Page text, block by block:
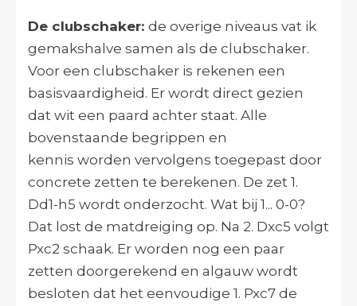
De clubschaker: de overige niveaus vat ik
gemakshalve samen als de clubschaker.
Voor een clubschaker is rekenen een
basisvaardigheid. Er wordt direct gezien
dat wit een paard achter staat. Alle
bovenstaande begrippen en
kennis worden vervolgens toegepast door
concrete zetten te berekenen. De zet 1.
Dd1-h5 wordt onderzocht. Wat bij 1... 0-0?
Dat lost de matdreiging op. Na 2. Dxc5 volgt
Pxc2 schaak. Er worden nog een paar
zetten doorgerekend en algauw wordt
besloten dat het eenvoudige 1. Pxc7 de